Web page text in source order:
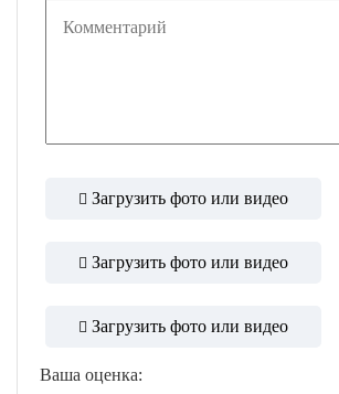
Загрузить фото или видео
Загрузить фото или видео
Загрузить фото или видео
Ваша оценка: